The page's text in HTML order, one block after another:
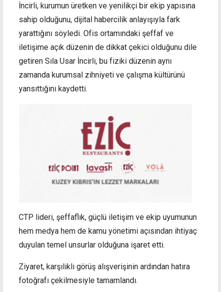
İncirli, kurumun üretken ve yenilikçi bir ekip yapısına
sahip olduğunu, dijital habercilik anlayışıyla fark
yarattığını söyledi. Ofis ortamındaki şeffaf ve
iletişime açık düzenin de dikkat çekici olduğunu dile
getiren Sıla Usar İncirli, bu fiziki düzenin aynı
zamanda kurumsal zihniyeti ve çalışma kültürünü
yansıttığını kaydetti.
CTP lideri, şeffaflık, güçlü iletişim ve ekip uyumunun
hem medya hem de kamu yönetimi açısından ihtiyaç
duyulan temel unsurlar olduğuna işaret etti.
Ziyaret, karşılıklı görüş alışverişinin ardından hatıra
fotoğrafı çekilmesiyle tamamlandı.